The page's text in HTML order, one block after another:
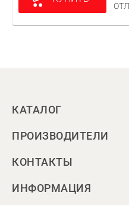
КАТАЛОГ
ПРОИЗВОДИТЕЛИ
КОНТАКТЫ
ИНФОРМАЦИЯ